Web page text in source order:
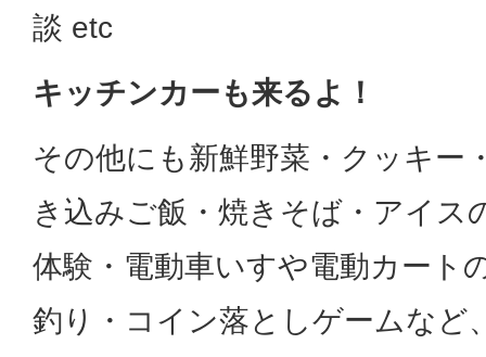
談 etc
キッチンカーも来るよ！
その他にも新鮮野菜・クッキー
き込みご飯・焼きそば・アイス
体験・電動車いすや電動カート
釣り・コイン落としゲームなど